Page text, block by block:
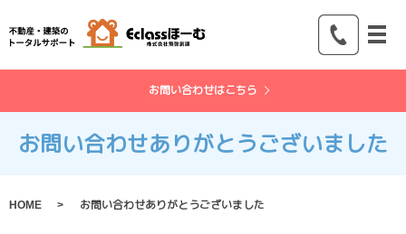
メ
お問い合わせはこちら
お問い合わせありがとうございました
HOME お問い合わせありがとうございました